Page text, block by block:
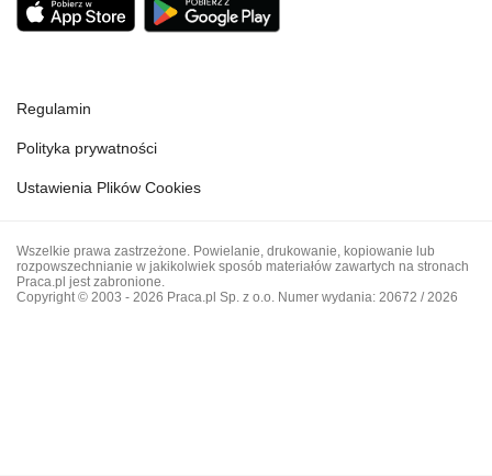
Regulamin
Polityka prywatności
Ustawienia Plików Cookies
Wszelkie prawa zastrzeżone. Powielanie, drukowanie, kopiowanie lub
rozpowszechnianie w jakikolwiek sposób materiałów zawartych na stronach
Praca.pl jest zabronione.
Copyright © 2003 - 2026 Praca.pl Sp. z o.o. Numer wydania: 20672 / 2026